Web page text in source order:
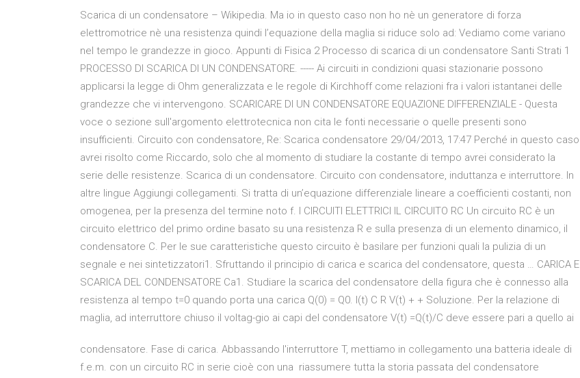
Scarica di un condensatore – Wikipedia. Ma io in questo caso non ho nè un generatore di forza
elettromotrice nè una resistenza quindi l’equazione della maglia si riduce solo ad: Vediamo come variano
nel tempo le grandezze in gioco. Appunti di Fisica 2 Processo di scarica di un condensatore Santi Strati 1
PROCESSO DI SCARICA DI UN CONDENSATORE. ----- Ai circuiti in condizioni quasi stazionarie possono
applicarsi la legge di Ohm generalizzata e le regole di Kirchhoff come relazioni fra i valori istantanei delle
grandezze che vi intervengono. SCARICARE DI UN CONDENSATORE EQUAZIONE DIFFERENZIALE - Questa
voce o sezione sull'argomento elettrotecnica non cita le fonti necessarie o quelle presenti sono
insufficienti. Circuito con condensatore, Re: Scarica condensatore 29/04/2013, 17:47 Perché in questo caso
avrei risolto come Riccardo, solo che al momento di studiare la costante di tempo avrei considerato la
serie delle resistenze. Scarica di un condensatore. Circuito con condensatore, induttanza e interruttore. In
altre lingue Aggiungi collegamenti. Si tratta di un’equazione differenziale lineare a coefficienti costanti, non
omogenea, per la presenza del termine noto f. I CIRCUITI ELETTRICI IL CIRCUITO RC Un circuito RC è un
circuito elettrico del primo ordine basato su una resistenza R e sulla presenza di un elemento dinamico, il
condensatore C. Per le sue caratteristiche questo circuito è basilare per funzioni quali la pulizia di un
segnale e nei sintetizzatori1. Sfruttando il principio di carica e scarica del condensatore, questa … CARICA E
SCARICA DEL CONDENSATORE Ca1. Studiare la scarica del condensatore della figura che è connesso alla
resistenza al tempo t=0 quando porta una carica Q(0) = Q0. I(t) C R V(t) + + Soluzione. Per la relazione di
maglia, ad interruttore chiuso il voltag-gio ai capi del condensatore V(t) =Q(t)/C deve essere pari a quello ai
condensatore. Fase di carica. Abbassando l'interruttore T, mettiamo in collegamento una batteria ideale di
f.e.m. con un circuito RC in serie cioè con una riassumere tutta la storia passata del condensatore